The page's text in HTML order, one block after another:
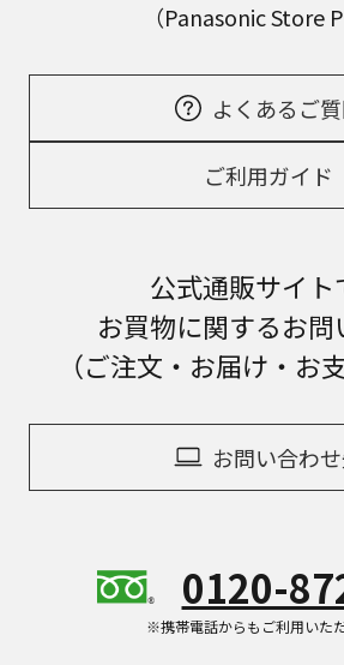
（Panasonic Store
よくあるご
ご利用ガイド
公式通販サイト
お買物に関するお問
（ご注文・お届け・お
お問い合わ
0120-
※携帯電話からもご利用いた